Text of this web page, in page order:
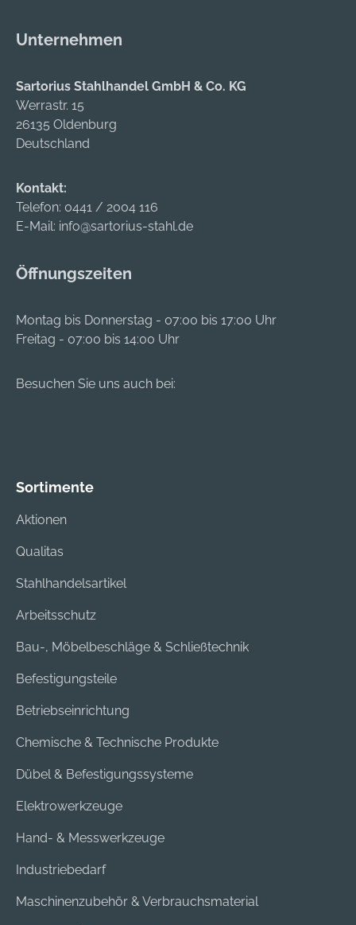
Unternehmen
Sartorius Stahlhandel GmbH & Co. KG
Werrastr. 15
26135 Oldenburg
Deutschland
Kontakt:
Telefon: 0441 / 2004 116
E-Mail: info@sartorius-stahl.de
Öffnungszeiten
Montag bis Donnerstag - 07:00 bis 17:00 Uhr
Freitag - 07:00 bis 14:00 Uhr
Besuchen Sie uns auch bei:
Sortimente
Aktionen
Qualitas
Stahlhandelsartikel
Arbeitsschutz
Bau-, Möbelbeschläge & Schließtechnik
Befestigungsteile
Betriebseinrichtung
Chemische & Technische Produkte
Dübel & Befestigungssysteme
Elektrowerkzeuge
Hand- & Messwerkzeuge
Industriebedarf
Maschinenzubehör & Verbrauchsmaterial